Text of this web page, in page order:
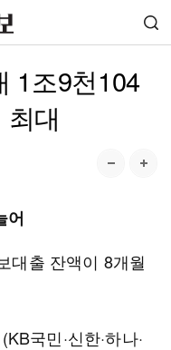
1조9천104
대
어
대출 잔액이 8개월
국민·신한·하나·